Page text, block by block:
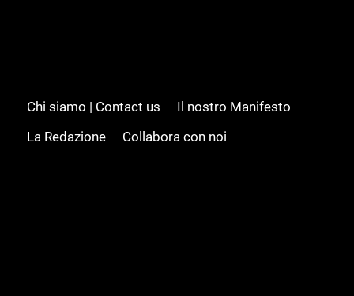
Chi siamo | Contact us
Il nostro Manifesto
La Redazione
Collabora con noi